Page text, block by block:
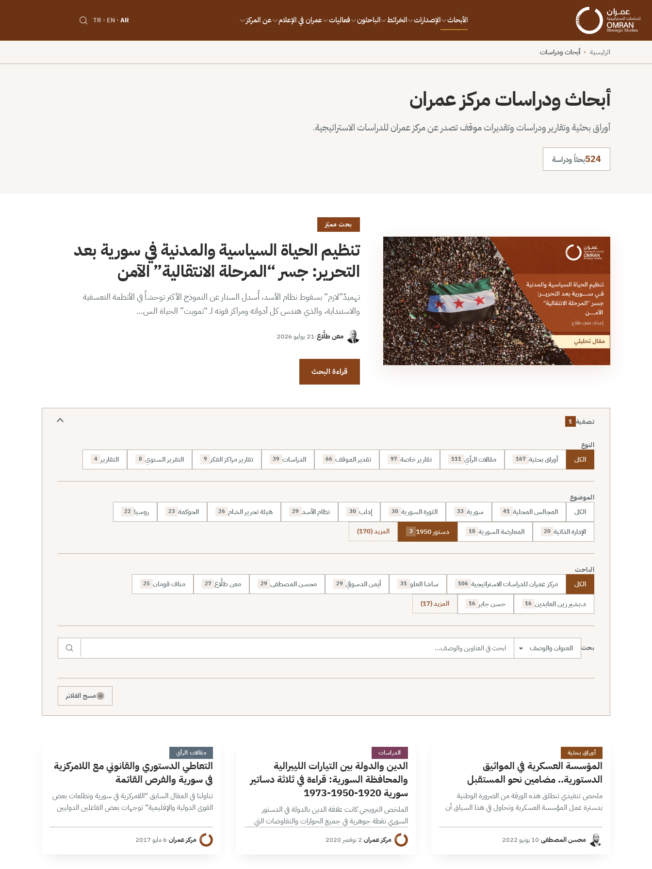
الأبحاث الإصدارات الخرائط الباحثون فعاليات عمران في الإعلام عن المركز AR
EN
TR
الرئيسية › أبحاث ودراسات
أبحاث ودراسات مركز عمران
أوراق بحثية وتقارير ودراسات وتقديرات موقف تصدر عن مركز عمران للدراسات الاستراتيجية.
524بحثاً ودراسة
بحث مميّز
تنظيم الحياة السياسية والمدنية في سورية بعد
التحرير: جسر “المرحلة الانتقالية” الآمن
تهميدٌ”لازم” بسقوط نظام الأسد، أُسدل الستار عن النموذج الأكثر توحشاً في الأنظمة التعسفية
والاستبداية، والذي هندس كل أدواته ومراكز قوته لـ “تمويت” الحياة الس…
معن طلَّاع·21 يوليو 2026
قراءة البحث
تصفية 1
النوع
الكل أوراق بحثية 167 مقالات الرأي 111 تقارير خاصة 97 تقدير الموقف 66 الدراسات 39 تقارير مراكز الفكر 9 التقرير السنوي 8 التقارير 4
الموضوع
الكل المجالس المحلية 41 سورية 33 الثورة السورية 30 إدلب 30 نظام الأسد 29 هيئة تحرير الشام 26 الحوكمة 23 روسيا 22
الإدارة الذاتية 20 المعارضة السورية 18 دستور 1950 3 المزيد (170)
الباحث
الكل مركز عمران للدراسات الاستراتيجية 106 ساشا العلو 31 أيمن الدسوقي 29 محسن المصطفى 29 معن طلَّاع 27 مناف قومان 25
د.بشير زين العابدين 16 حسن جابر 16 المزيد (17)
بحث نطاق البحث
× مسح الفلاتر
ا
47 دقائق
أوراق بحثية
المؤسسة العسكرية في المواثيق
الدستورية.. مضامين نحو المستقبل
ملخص تنفيذي تنطلق هذه الورقة من الضرورة الوطنية
بدسترة عمل المؤسسة العسكرية وتحاول في هذا السياق أن
المؤسسة العسكرية بدءاً من دستور 1920…
محسن المصطفى·10 يونيو 2022
ا
90 دقائق
الدراسات
الدين والدولة بين التيارات الليبرالية
والمحافظة السورية: قراءة في ثلاثة دساتير
سورية 1920-1950-1973
الملخص الترويجي كانت علاقة الدين بالدولة في الدستور
السوري نقطة جوهرية في جميع الحوارات والتفاوضات التي
جرت بين التيارات المحافظة والليبرالية سابقاً، وجوهرية أيضاً
في حوارات اللجنة الدستورية التي يفترض…
مركز عمران·2 نوفمبر 2020
ا6 دقائق
مقالات الرأي
التعاطي الدستوري والقانوني مع اللامركزية
في سورية والفرص القائمة
تناولنا في المقال السابق “اللامركزية في سورية وتطلعات بعض
القوى الدولية والإقليمية” توجهات بعض الفاعلين الدوليين
هذا المقال التوجهات اللامركزية في الدساتير…
مركز عمران·6 مايو 2017